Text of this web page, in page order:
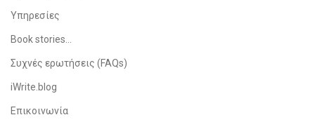
Υπηρεσίες
Book stories…
Συχνές ερωτήσεις (FAQs)
iWrite.blog
Επικοινωνία